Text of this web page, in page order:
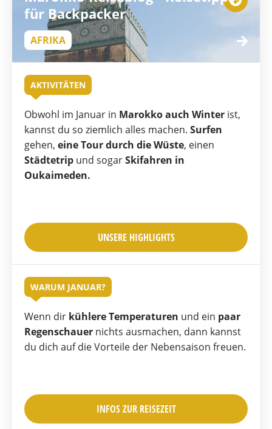
für Backpacker
AFRIKA
AKTIVITÄTEN
Obwohl im Januar in Marokko auch Winter ist,
kannst du so ziemlich alles machen. Surfen
gehen, eine Tour durch die Wüste, einen
Städtetrip und sogarSkifahren in
Oukaimeden.
UNSERE HIGHLIGHTS
WARUM JANUAR?
Wenn dir kühlere Temperaturen und ein paar
Regenschauer nichts ausmachen, dann kannst
du dich auf die Vorteile der Nebensaison freuen.
INFOS ZUR REISEZEIT